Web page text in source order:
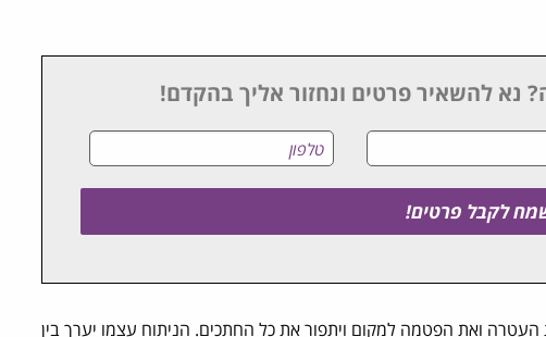
נא להשאיר פרטים ונחזור אליך בהקדם!
ואת הפטמה למקום ויתפור את כל החתכים. הניתוח עצמו יערך בין